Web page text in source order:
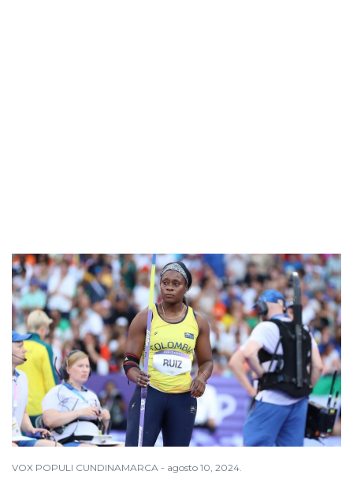
VOX POPULI CUNDINAMARCA - agosto 10, 2024.